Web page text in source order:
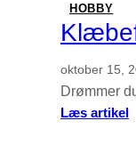
–
HOBBY
oktober 15,
Drømmer
Læs artikel: